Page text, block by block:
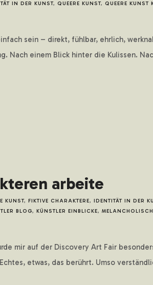
IN DER KUNST, QUEERE KUNST, QUEERE KUNST
sein – direkt, fühlbar, ehrlich,
Nach einem Blick hinter die Kulissen.
arbeite
KUNST, FIKTIVE CHARAKTERE, IDENTITÄT IN DER
BLOG, KÜNSTLER EINBLICKE,
mir auf der Discovery Art Fair
etwas, das berührt. Umso